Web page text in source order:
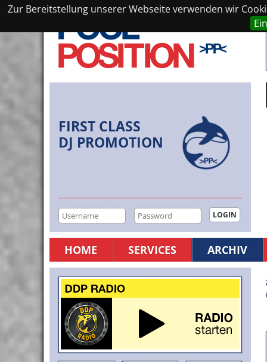
Zur Bereitstellung unserer Webseite verwenden wir
FIRST CLASS
DJ PROMOTION
HOME SERVICES ARCHIV